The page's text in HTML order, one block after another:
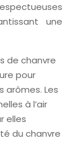
une
de chanvre
pour
arômes. Les
à l’air
elles
du chanvre